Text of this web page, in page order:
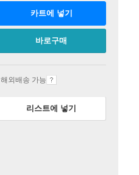
카트에 넣기
바로구매
해외배송 가능
리스트에 넣기